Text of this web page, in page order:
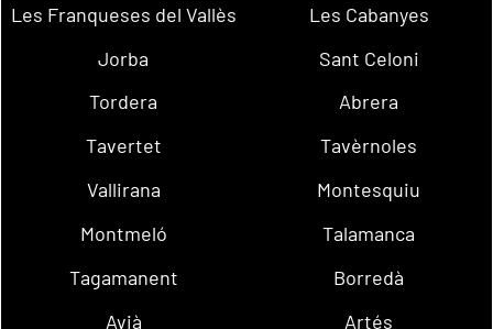
Les Franqueses del Vallès
Les Cabanyes
Jorba
Sant Celoni
Tordera
Abrera
Tavertet
Tavèrnoles
Vallirana
Montesquiu
Montmeló
Talamanca
Tagamanent
Borredà
Avià
Artés